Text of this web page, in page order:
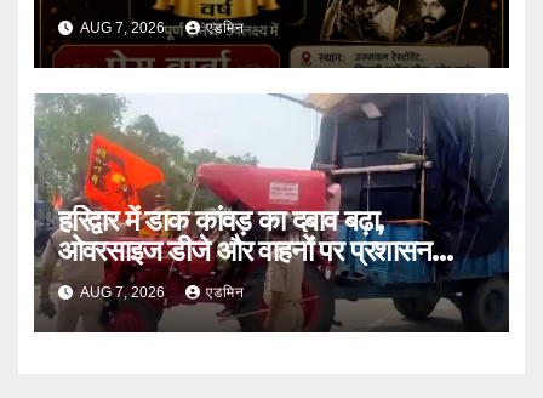
AUG 7, 2026 एडमिन
हरिद्वार में डाक कांवड़ का दबाव बढ़ा,
ओवरसाइज डीजे और वाहनों पर प्रशासन
सख्तAUG 7, 2026 एडमिन